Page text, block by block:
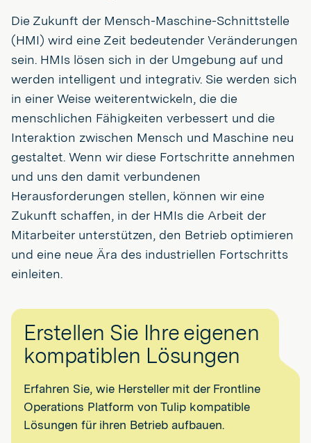
Die Zukunft der Mensch-Maschine-Schnittstelle
(HMI) wird eine Zeit bedeutender Veränderungen
sein. HMIs lösen sich in der Umgebung auf und
werden intelligent und integrativ. Sie werden sich
in einer Weise weiterentwickeln, die die
menschlichen Fähigkeiten verbessert und die
Interaktion zwischen Mensch und Maschine neu
gestaltet. Wenn wir diese Fortschritte annehmen
und uns den damit verbundenen
Herausforderungen stellen, können wir eine
Zukunft schaffen, in der HMIs die Arbeit der
Mitarbeiter unterstützen, den Betrieb optimieren
und eine neue Ära des industriellen Fortschritts
einleiten.
Erstellen Sie Ihre eigenen
kompatiblen Lösungen
Erfahren Sie, wie Hersteller mit der Frontline
Operations Platform von Tulip kompatible
Lösungen für ihren Betrieb aufbauen.